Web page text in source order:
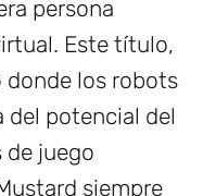
persona
Este título,
donde los robots
del potencial del
de juego
siempre